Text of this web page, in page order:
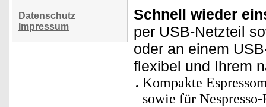
Datenschutz
Impressum
Schnell wieder
per USB-Netzteil
oder an einem
flexibel und Ihrem
Kompakte
sowie für